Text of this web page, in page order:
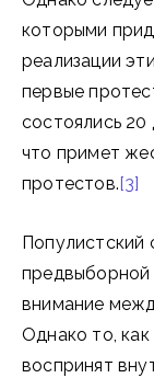
которыми
реализации
первые
состоялись 20
что примет
протестов.[3]
Популистский
предвыборной
внимание
Однако то,
воспринят